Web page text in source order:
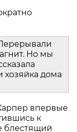
Но мы
хозяйка дома
впервые
к
блестящий